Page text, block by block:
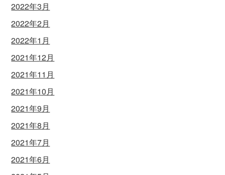
2022年3月
2022年2月
2022年1月
2021年12月
2021年11月
2021年10月
2021年9月
2021年8月
2021年7月
2021年6月